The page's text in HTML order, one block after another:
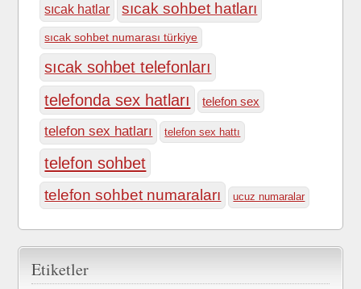
sıcak hatlar sıcak sohbet hatları
sıcak sohbet numarası türkiye
sıcak sohbet telefonları
telefonda sex hatları
telefon sex
telefon sex hatları telefon sex hattı
telefon sohbet
telefon sohbet numaraları ucuz numaralar
Etiketler